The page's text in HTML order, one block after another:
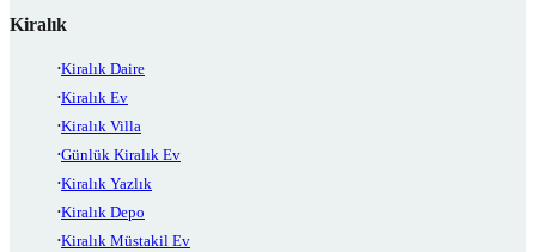
Kiralık
Kiralık Daire
Kiralık Ev
Kiralık Villa
Günlük Kiralık Ev
Kiralık Yazlık
Kiralık Depo
Kiralık Müstakil Ev